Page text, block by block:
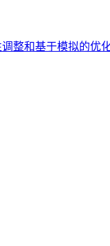
整和基于模拟的优